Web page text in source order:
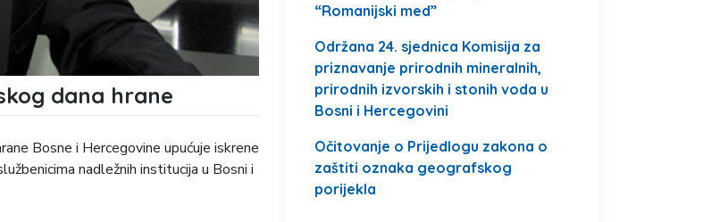
dana hrane
Bosne i Hercegovine upućuje iskrene
nadležnih institucija u Bosni i
“Romanijski med”
Održana 24. sjednica Komisija za
priznavanje prirodnih mineralnih,
prirodnih izvorskih i stonih voda u
Bosni i Hercegovini
Očitovanje o Prijedlogu zakona o
zaštiti oznaka geografskog
porijekla